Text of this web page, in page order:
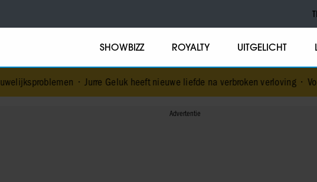
SHOWBIZZ ROYALTY UITGELICHT
•Jurre Geluk heeft nieuwe liefde na verbroken verloving•Voormalig prins